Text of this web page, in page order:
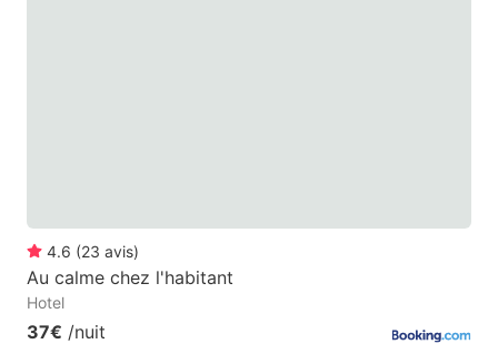
4.6 (23 avis)
Au calme chez l'habitant
Hotel
37€ /nuit